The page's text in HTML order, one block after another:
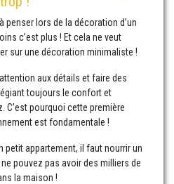
penser lors de la décoration d’un
c’est plus ! Et cela ne veut
sur une décoration minimaliste !
aux détails et faire des
toujours le confort et
C’est pourquoi cette première
est fondamentale !
petit appartement, il faut nourrir un
pouvez pas avoir des milliers de
la maison !